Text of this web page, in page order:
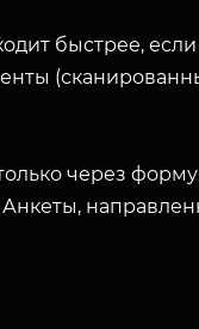
быстрее,
через форму